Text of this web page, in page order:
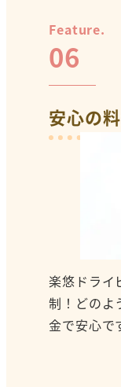
Feature.
06
安心の料
楽悠ドライ
制！どのよ
金で安心で